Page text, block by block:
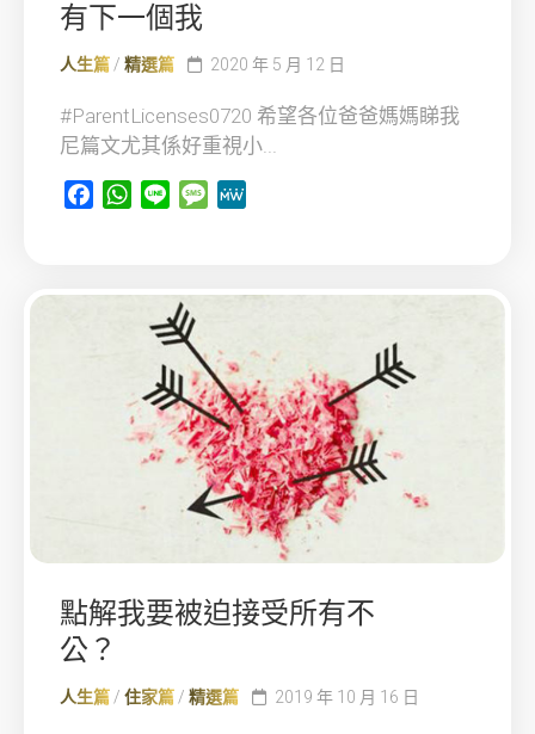
有下一個我
人生篇/ 精選篇 2020 年 5 月 12 日
#ParentLicenses0720 希望各位爸爸媽媽睇我
尼篇文尤其係好重視小...
FacebookWhatsApp
Line Message
點解我要被迫接受所有不
公？
人生篇 / 住家篇 / 精選篇 2019 年 10 月 16 日